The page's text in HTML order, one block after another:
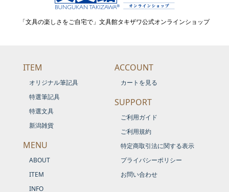
「文具の楽しさをご自宅で」文具館タキザワ公式オンラインショップ
ITEM
オリジナル筆記具
特選筆記具
特選文具
新潟雑貨
MENU
ABOUT
ITEM
INFO
ACCOUNT
カートを見る
SUPPORT
ご利用ガイド
ご利用規約
特定商取引法に関する表示
プライバシーポリシー
お問い合わせ